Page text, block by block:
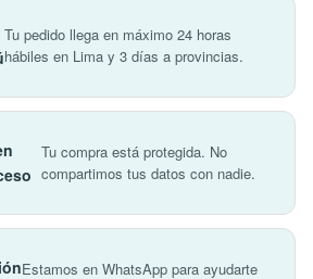
Tu pedido llega en máximo 24 horas
hábiles en Lima y 3 días a provincias.
Tu compra está protegida. No
compartimos tus datos con nadie.
Estamos en WhatsApp para ayudarte